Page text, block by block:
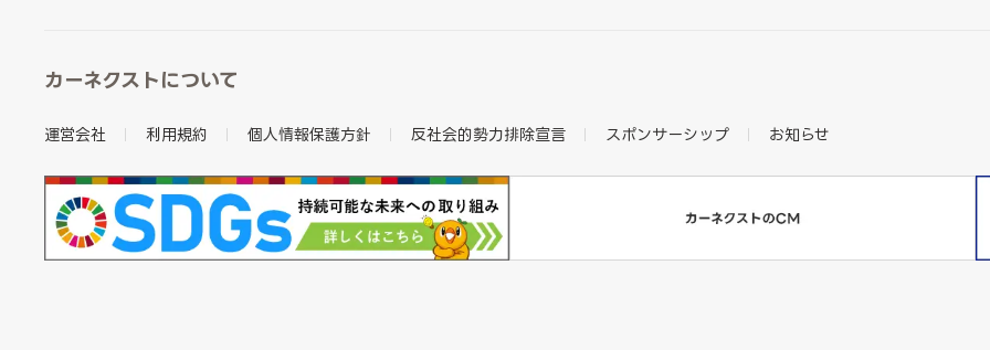
カーネクストについて
運営会社 利用規約 個人情報保護方針 反社会的勢力排除宣言 スポンサーシップ お知らせ